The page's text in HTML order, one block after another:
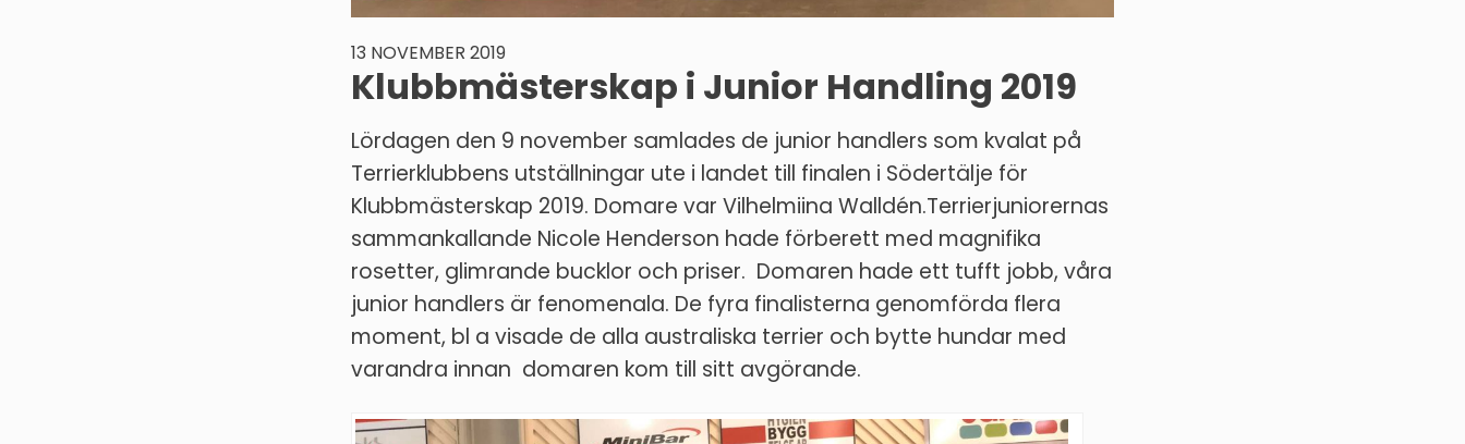
13 NOVEMBER 2019
Klubbmästerskap i Junior Handling 2019
Lördagen den 9 november samlades de junior handlers som kvalat på
Terrierklubbens utställningar ute i landet till finalen i Södertälje för
Klubbmästerskap 2019. Domare var Vilhelmiina Walldén.Terrierjuniorernas
sammankallande Nicole Henderson hade förberett med magnifika
rosetter, glimrande bucklor och priser. Domaren hade ett tufft jobb, våra
junior handlers är fenomenala. De fyra finalisterna genomförda flera
moment, bl a visade de alla australiska terrier och bytte hundar med
varandra innan domaren kom till sitt avgörande.